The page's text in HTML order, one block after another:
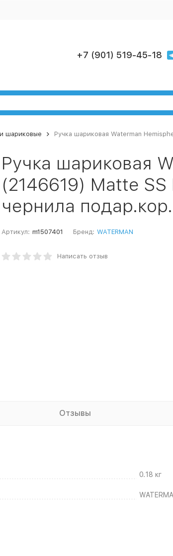
+7 (901) 519-45-18
шариковые Ручка шариковая Waterman
Ручка шариковая
(2146619) Matte
чернила подар.кор.
Артикул: m1507401 Бренд: WATERMAN
Написать отзыв
Отзывы
0.18 кг